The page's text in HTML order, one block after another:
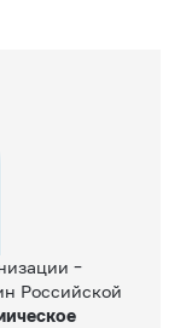
–
Российской